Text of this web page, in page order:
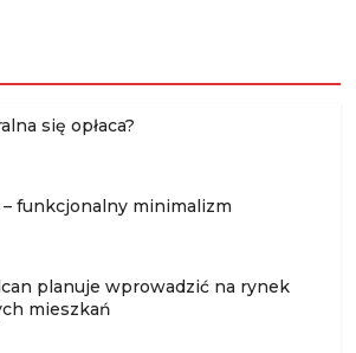
się opłaca?
funkcjonalny minimalizm
planuje wprowadzić na rynek
mieszkań